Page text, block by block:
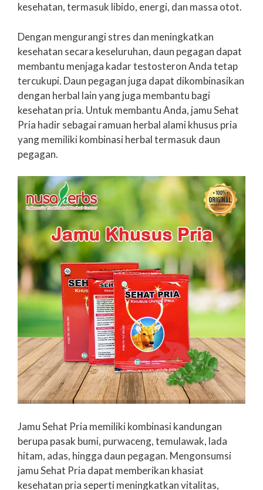
kesehatan, termasuk libido, energi, dan massa otot.
Dengan mengurangi stres dan meningkatkan
kesehatan secara keseluruhan, daun pegagan dapat
membantu menjaga kadar testosteron Anda tetap
tercukupi. Daun pegagan juga dapat dikombinasikan
dengan herbal lain yang juga membantu bagi
kesehatan pria. Untuk membantu Anda, jamu Sehat
Pria hadir sebagai ramuan herbal alami khusus pria
yang memiliki kombinasi herbal termasuk daun
pegagan.
Jamu Sehat Pria memiliki kombinasi kandungan
berupa pasak bumi, purwaceng, temulawak, lada
hitam, adas, hingga daun pegagan. Mengonsumsi
jamu Sehat Pria dapat memberikan khasiat
kesehatan pria seperti meningkatkan vitalitas,